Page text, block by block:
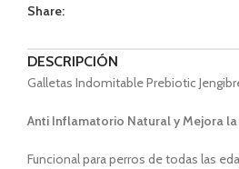
Share:
DESCRIPCIÓN
Galletas Indomitable Prebiotic
Anti Inflamatorio Natural y Mejora
Funcional para perros de todas las